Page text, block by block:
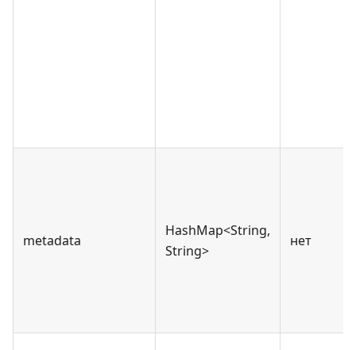
metadata
HashMap<String,
String>
нет